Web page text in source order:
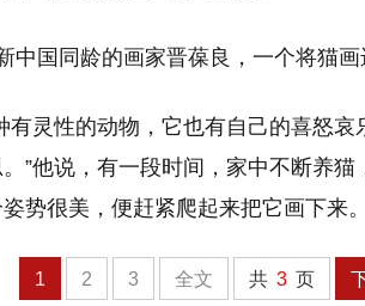
有灵性的动物，它也有自己的喜怒
”他说，有一段时间，家中不断养
势很美，便赶紧爬起来把它画下来。
1 2 3 全文 共 3 页